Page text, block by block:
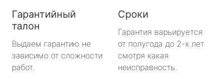
Гарантийный
талон
Выдаем гарантию не
зависимо от сложности
работ.
Сроки
Гарантия варьируется
от полугода до 2-х лет
смотря какая
неисправность.